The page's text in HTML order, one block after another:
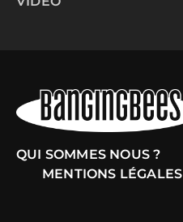
QUI SOMMES NOUS ?
MENTIONS LÉGALES